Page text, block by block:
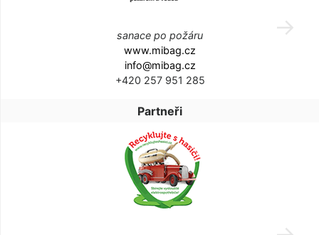
sanace po požáru
www.mibag.cz
info@mibag.cz
+420 257 951 285
Partneři